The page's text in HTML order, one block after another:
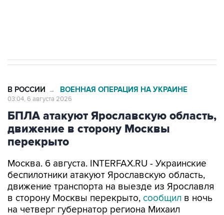
В РОССИИ → ВОЕННАЯ ОПЕРАЦИЯ НА УКРАИНЕ
03:04, 6 августа 2026
БПЛА атакуют Ярославскую область,
движение в сторону Москвы
перекрыто
Москва. 6 августа. INTERFAX.RU - Украинские
беспилотники атакуют Ярославскую область,
движение транспорта на выезде из Ярославля
в сторону Москвы перекрыто, сообщил в ночь
на четверг губернатор региона Михаил